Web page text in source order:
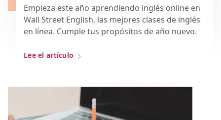
Empieza este año aprendiendo inglés online en
Wall Street English, las mejores clases de inglés
en línea. Cumple tus propósitos de año nuevo.
Lee el artículo